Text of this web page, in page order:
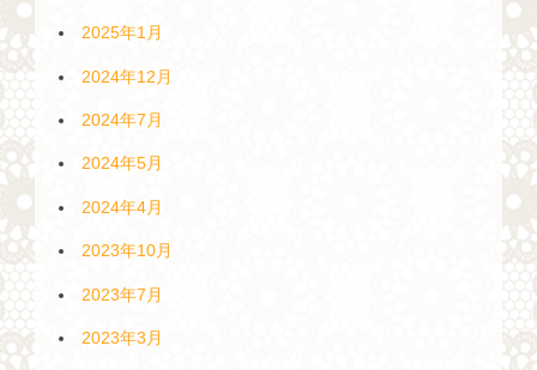
2025年1月
2024年12月
2024年7月
2024年5月
2024年4月
2023年10月
2023年7月
2023年3月